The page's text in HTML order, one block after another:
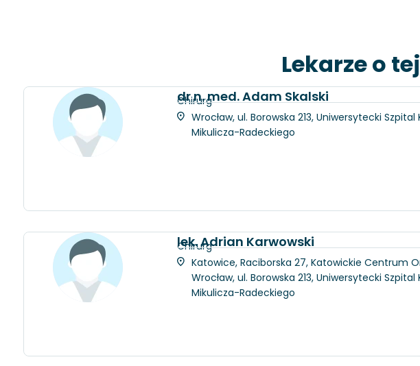
Lekarze o
dr n. med. Adam Skalski
Chirurg
Wrocław, ul. Borowska 213, Uniwersytecki
Mikulicza-Radeckiego
lek. Adrian Karwowski
Chirurg
Katowice, Raciborska 27, Katowickie Centrum
Wrocław, ul. Borowska 213, Uniwersytecki
Mikulicza-Radeckiego